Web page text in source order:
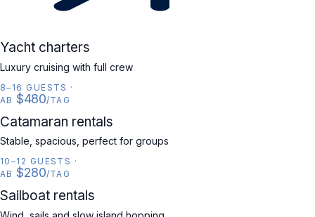
YACHT
Yacht charters
Luxury cruising with full crew
8–16 GUESTS ·
AB $480/TAG
CATAMARAN
Catamaran rentals
Stable, spacious, perfect for groups
10–12 GUESTS ·
AB $280/TAG
SAILBOAT
Sailboat rentals